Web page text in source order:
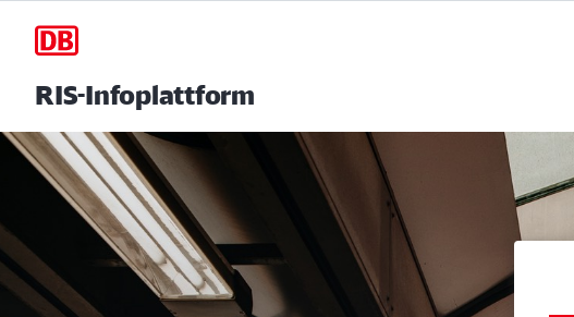
RIS-Infoplattform